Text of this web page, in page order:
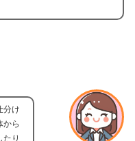
分け
から
り